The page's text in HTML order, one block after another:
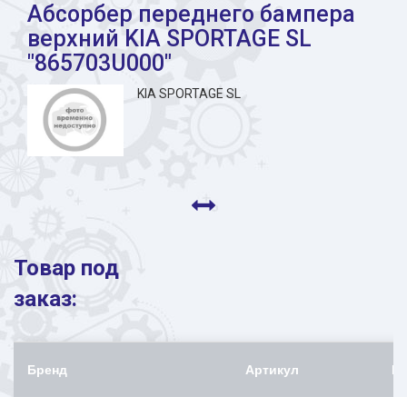
Абсорбер переднего бампера
верхний KIA SPORTAGE SL
"865703U000"
KIA SPORTAGE SL
Товар под
заказ:
Бренд Артикул